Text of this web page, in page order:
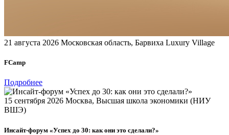
21 августа 2026 Московская область, Барвиха Luxury Village
FCamp
Подробнее
15 сентября 2026 Москва, Высшая школа экономики (НИУ
ВШЭ)
Инсайт-форум «Успех до 30: как они это сделали?»